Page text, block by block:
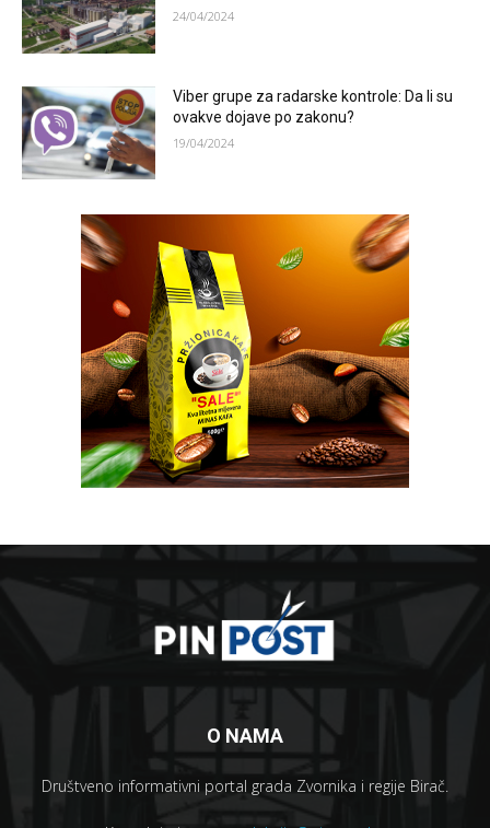
24/04/2024
Viber grupe za radarske kontrole: Da li su
ovakve dojave po zakonu?
19/04/2024
O NAMA
Društveno informativni portal grada Zvornika i regije Birač.